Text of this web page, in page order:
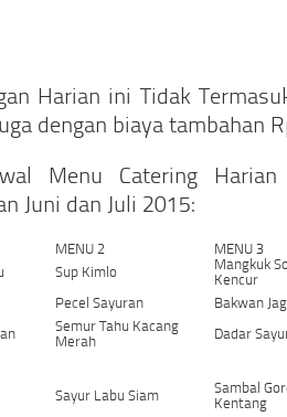
Harian ini Tidak
dengan biaya tambahan
Menu Catering
Juni dan Juli 2015:
MENU 2
MENU 3
Sup Kimlo
Mangkuk
Kencur
Pecel Sayuran Bakwan
Semur Tahu Kacang
Merah
Dadar
Sayur Labu Siam
Sambal
Kentang